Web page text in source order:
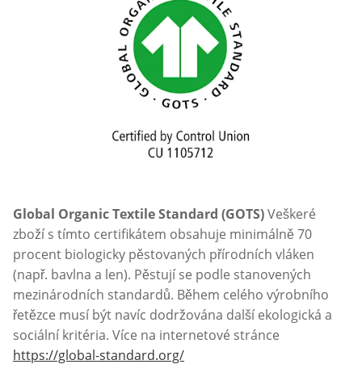
Global Organic Textile Standard (GOTS)Veškeré
zboží s tímto certifikátem obsahuje minimálně 70
procent biologicky pěstovaných přírodních vláken
(např. bavlna a len). Pěstují se podle stanovených
mezinárodních standardů. Během celého výrobního
řetězce musí být navíc dodržována další ekologická a
sociální kritéria. Více na internetové stránce
https://global-standard.org/